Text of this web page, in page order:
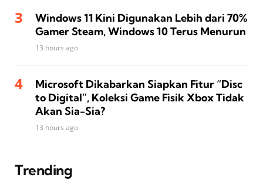
Windows 11 Kini Digunakan Lebih dari 70%
Gamer Steam, Windows 10 Terus Menurun
13 hours ago
Microsoft Dikabarkan Siapkan Fitur “Disc
to Digital”, Koleksi Game Fisik Xbox Tidak
Akan Sia-Sia?
13 hours ago
Trending